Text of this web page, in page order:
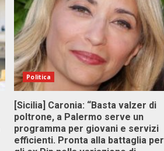
Politica
[Sicilia] Caronia: “Basta valzer di
poltrone, a Palermo serve un
programma per giovani e servizi
efficienti. Pronta alla battaglia per